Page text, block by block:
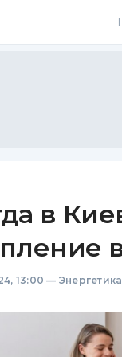
в
13:00 — Энергетика